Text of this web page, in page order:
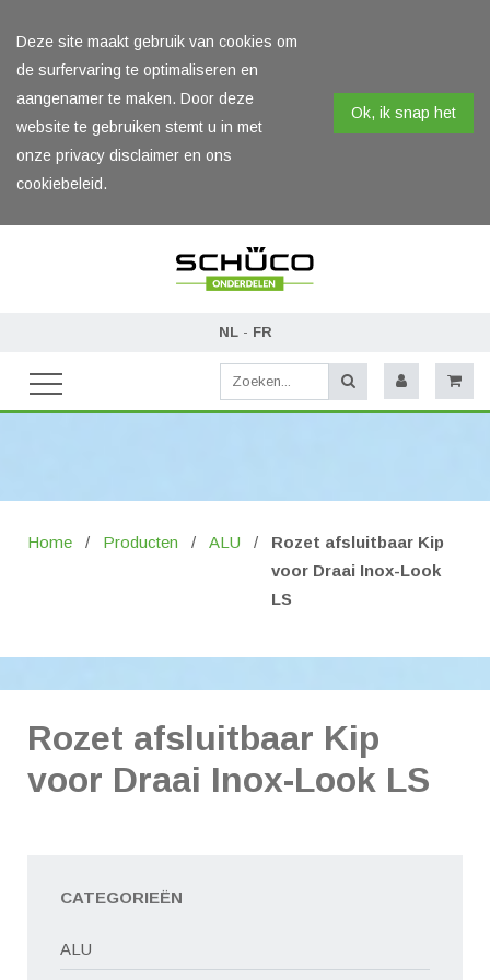
Deze site maakt gebruik van cookies om
de surfervaring te optimaliseren en
aangenamer te maken. Door deze
website te gebruiken stemt u in met
onze privacy disclaimer en ons
cookiebeleid.
Ok, ik snap het
NL- FR
Home / Producten / ALU / Rozet afsluitbaar Kip
voor Draai Inox-Look
LS
Rozet afsluitbaar Kip
voor Draai Inox-Look LS
CATEGORIEËN
ALU